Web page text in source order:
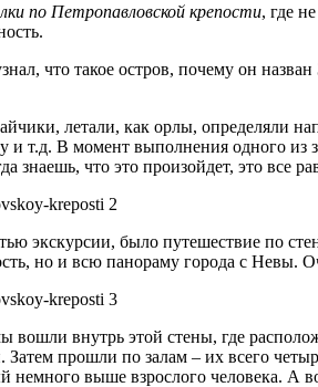
по Петропавловской крепости, где
что такое остров, почему он
летали, как орлы, определяли
и т.д. В момент выполнения одного
знаешь, что это произойдет, это все
экскурсии, было путешествие по
но и всю панораму города с Невы.
вошли внутрь этой стены, где
прошли по залам – их всего
немного выше взрослого человека. А